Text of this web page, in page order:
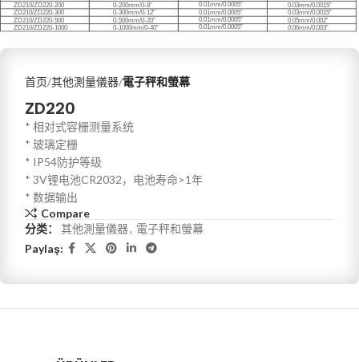
首页 其他測量儀器 電子秤和螢幕
ZD220
* 相对式容栅测量系统
* 玻璃定栅
* IP54防护等级
* 3V锂电池CR2032，电池寿命>1年
* 数据输出
Compare
分类：
其他測量儀器, 電子秤和螢幕
Paylaş: